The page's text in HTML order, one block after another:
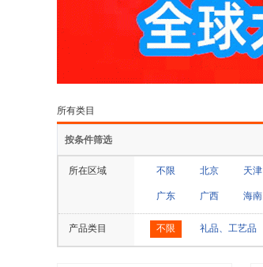
所有类目
按条件筛选
所在区域 不限 北京 天津
广东 广西 海南
产品类目 不限 礼品、工艺品